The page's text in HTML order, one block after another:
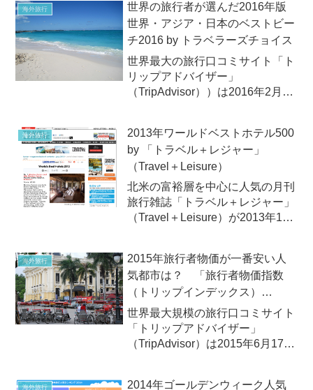
ービス調査結果が、2012年10月
18日に発表されました。この調査
は、2012年...
海外旅行
世界の旅行者が選んだ2016年版
世界・アジア・日本のベストビー
チ2016 by トラベラーズチョイス
世界最大の旅行口コミサイト「ト
リップアドバイザー」
（TripAdvisor））は2016年2月18
を発表しました。2016年、世界
でNo.1ビーチに選ばれたのは、カ
リブ海のタ...
海外旅行
2013年ワールドベストホテル500
by 「トラベル＋レジャー」
（Travel＋Leisure）
北米の富裕層を中心に人気の月刊
旅行雑誌「トラベル＋レジャー」
（Travel＋Leisure）が2013年12
Best Hotels 2013）を発表！
海外旅行
2015年旅行者物価が一番安い人
気都市は？ 「旅行者物価指数
（トリップインデックス）
2015」
世界最大規模の旅行口コミサイト
「トリップアドバイザー」
（TripAdvisor）は2015年6月17日
海外旅行
2014年ゴールデンウィーク人気